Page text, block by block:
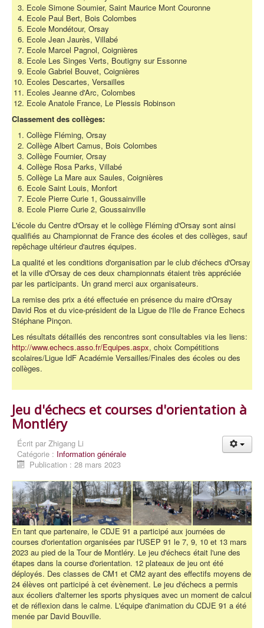
Ecole Simone Soumier, Saint Maurice Mont Couronne
Ecole Paul Bert, Bois Colombes
Ecole Mondétour, Orsay
Ecole Jean Jaurès, Villabé
Ecole Marcel Pagnol, Coignières
Ecole Les Singes Verts, Boutigny sur Essonne
Ecole Gabriel Bouvet, Coignières
Ecoles Descartes, Versailles
Ecoles Jeanne d'Arc, Colombes
Ecole Anatole France, Le Plessis Robinson
Classement des collèges:
Collège Fléming, Orsay
Collège Albert Camus, Bois Colombes
Collège Fournier, Orsay
Collège Rosa Parks, Villabé
Collège La Mare aux Saules, Coignières
Ecole Saint Louis, Monfort
Ecole Pierre Curie 1, Goussainville
Ecole Pierre Curie 2, Goussainville
L'école du Centre d'Orsay et le collège Fléming d'Orsay sont ainsi
qualifiés au Championnat de France des écoles et des collèges, sauf
repêchage ultérieur d'autres équipes.
La qualité et les conditions d'organisation par le club d'échecs d'Orsay
et la ville d'Orsay de ces deux championnats étaient très appréciée
par les participants. Un grand merci aux organisateurs.
La remise des prix a été effectuée en présence du maire d'Orsay
David Ros et du vice-président de la Ligue de l'Ile de France Echecs
Stéphane Pinçon.
Les résultats détaillés des rencontres sont consultables via les liens:
http://www.echecs.asso.fr/Equipes.aspx, choix Compétitions
scolaires/Ligue IdF Académie Versailles/Finales des écoles ou des
collèges.
Jeu d'échecs et courses d'orientation à
Montléry
Écrit par Zhigang Li
Catégorie : Information générale
Publication : 28 mars 2023
En tant que partenaire, le CDJE 91 a participé aux journées de
courses d'orientation organisées par l'USEP 91 le 7, 9, 10 et 13 mars
2023 au pied de la Tour de Montléry. Le jeu d'échecs était l'une des
étapes dans la course d'orientation. 12 plateaux de jeu ont été
déployés. Des classes de CM1 et CM2 ayant des effectifs moyens de
24 élèves ont participé à cet évènement. Le jeu d'échecs a permis
aux écoliers d'alterner les sports physiques avec un moment de calcul
et de réflexion dans le calme. L'équipe d'animation du CDJE 91 a été
menée par David Bouville.